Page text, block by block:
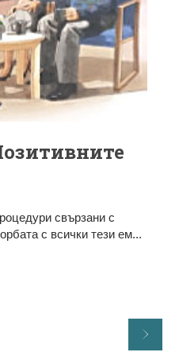
свързани с
с всички тези ем...